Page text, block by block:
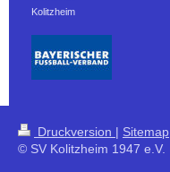
Kolitzheim
Druckversion | Sitemap
© SV Kolitzheim 1947 e.V.